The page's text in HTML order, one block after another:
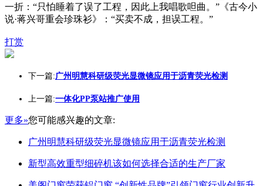
一折：“只怕睡着了误了工程，因此上我唱歌呾曲。”《古今小
说·蒋兴哥重会珍珠衫》：“买卖不成，担误工程。”
打赏
下一篇:广州明慧科研级荧光显微镜应用于沥青荧光检测
上一篇:一体化PP泵站推广使用
更多»您可能感兴趣的文章:
广州明慧科研级荧光显微镜应用于沥青荧光检测
新型高效重型细碎机该如何选择合适的生产厂家